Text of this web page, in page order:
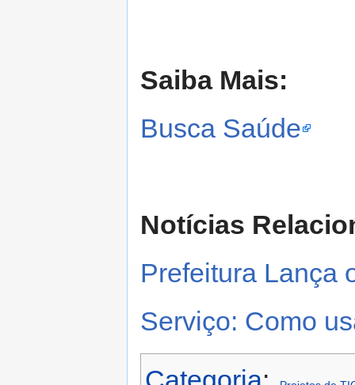
Saiba Mais:
Busca Saúde
Notícias
Prefeitura Lança
Serviço: Como